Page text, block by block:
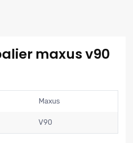
maxus v90
Maxus
V90